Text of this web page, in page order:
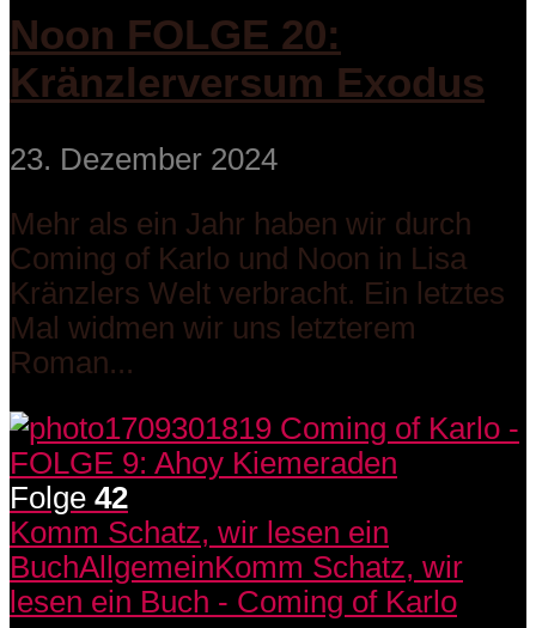
Noon FOLGE 20:
Kränzlerversum Exodus
23. Dezember 2024
Mehr als ein Jahr haben wir durch
Coming of Karlo und Noon in Lisa
Kränzlers Welt verbracht. Ein letztes
Mal widmen wir uns letzterem
Roman...
Folge 42
Komm Schatz, wir lesen ein
BuchAllgemeinKomm Schatz, wir
lesen ein Buch - Coming of Karlo